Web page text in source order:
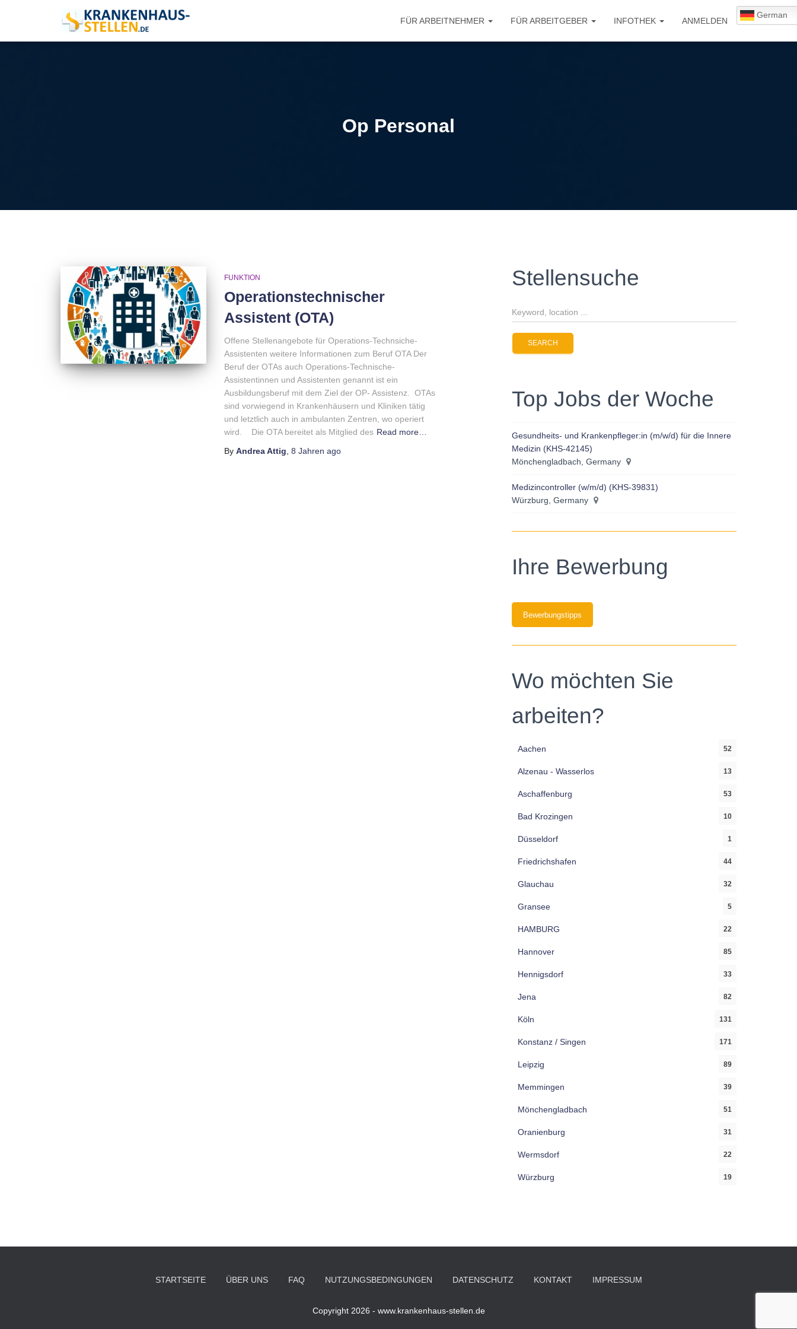
FÜR ARBEITNEHMER FÜR ARBEITGEBER INFOTHEK ANMELDEN
German
Op Personal
FUNKTION
Operationstechnischer
Assistent (OTA)
Offene Stellenangebote für Operations-Technsiche-
Assistenten weitere Informationen zum Beruf OTA Der
Beruf der OTAs auch Operations-Technische-
Assistentinnen und Assistenten genannt ist ein
Ausbildungsberuf mit dem Ziel der OP- Assistenz. OTAs
sind vorwiegend in Krankenhäusern und Kliniken tätig
und letztlich auch in ambulanten Zentren, wo operiert
wird. Die OTA bereitet als Mitglied des Read more…
ByAndrea Attig ,8 Jahren ago
Stellensuche
Top Jobs der Woche
Gesundheits- und Krankenpfleger:in (m/w/d) für die Innere
Medizin (KHS-42145)
Mönchengladbach, Germany
Medizincontroller (w/m/d) (KHS-39831)
Würzburg, Germany
Ihre Bewerbung
Bewerbungstipps
Wo möchten Sie
arbeiten?
Aachen 52
Alzenau - Wasserlos 13
Aschaffenburg 53
Bad Krozingen 10
Düsseldorf 1
Friedrichshafen 44
Glauchau 32
Gransee 5
HAMBURG 22
Hannover 85
Hennigsdorf 33
Jena 82
Köln 131
Konstanz / Singen 171
Leipzig 89
Memmingen 39
Mönchengladbach 51
Oranienburg 31
Wermsdorf 22
Würzburg 19
STARTSEITE ÜBER UNS FAQ NUTZUNGSBEDINGUNGEN DATENSCHUTZ KONTAKT IMPRESSUM
Copyright 2026 - www.krankenhaus-stellen.de